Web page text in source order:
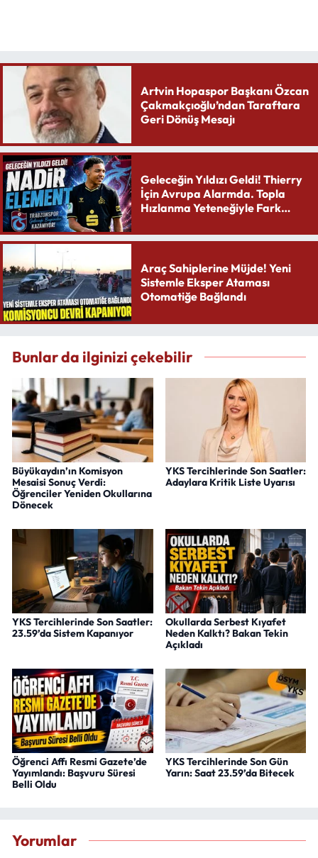
Artvin Hopaspor Başkanı Özcan
Çakmakçıoğlu’ndan Taraftara
Geri Dönüş Mesajı
Geleceğin Yıldızı Geldi! Thierry
İçin Avrupa Alarmda. Topla
Hızlanma Yeteneğiyle Fark
Araç Sahiplerine Müjde! Yeni
Sistemle Eksper Ataması
Otomatiğe Bağlandı
Bunlar da ilginizi çekebilir
Büyükaydın’ın Komisyon
Mesaisi Sonuç Verdi:
Öğrenciler Yeniden Okullarına
Dönecek
YKS Tercihlerinde Son Saatler:
Adaylara Kritik Liste Uyarısı
YKS Tercihlerinde Son Saatler:
23.59’da Sistem Kapanıyor
Okullarda Serbest Kıyafet
Neden Kalktı? Bakan Tekin
Açıkladı
Öğrenci Affı Resmi Gazete’de
Yayımlandı: Başvuru Süresi
Belli Oldu
YKS Tercihlerinde Son Gün
Yarın: Saat 23.59’da Bitecek
Yorumlar